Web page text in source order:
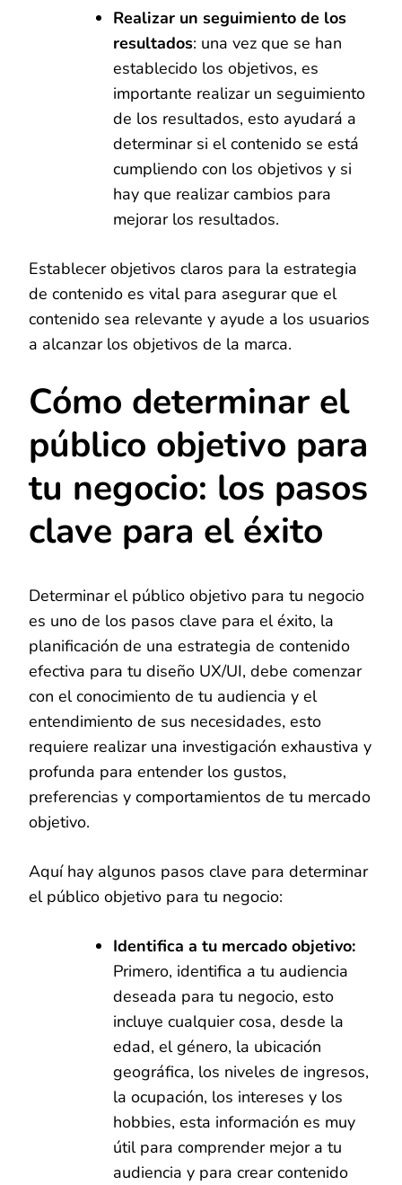
Realizar un seguimiento de los
resultados: una vez que se han
establecido los objetivos, es
importante realizar un seguimiento
de los resultados, esto ayudará a
determinar si el contenido se está
cumpliendo con los objetivos y si
hay que realizar cambios para
mejorar los resultados.
Establecer objetivos claros para la estrategia
de contenido es vital para asegurar que el
contenido sea relevante y ayude a los usuarios
a alcanzar los objetivos de la marca.
Cómo determinar el
público objetivo para
tu negocio: los pasos
clave para el éxito
Determinar el público objetivo para tu negocio
es uno de los pasos clave para el éxito, la
planificación de una estrategia de contenido
efectiva para tu diseño UX/UI, debe comenzar
con el conocimiento de tu audiencia y el
entendimiento de sus necesidades, esto
requiere realizar una investigación exhaustiva y
profunda para entender los gustos,
preferencias y comportamientos de tu mercado
objetivo.
Aquí hay algunos pasos clave para determinar
el público objetivo para tu negocio:
Identifica a tu mercado objetivo:
Primero, identifica a tu audiencia
deseada para tu negocio, esto
incluye cualquier cosa, desde la
edad, el género, la ubicación
geográfica, los niveles de ingresos,
la ocupación, los intereses y los
hobbies, esta información es muy
útil para comprender mejor a tu
audiencia y para crear contenido